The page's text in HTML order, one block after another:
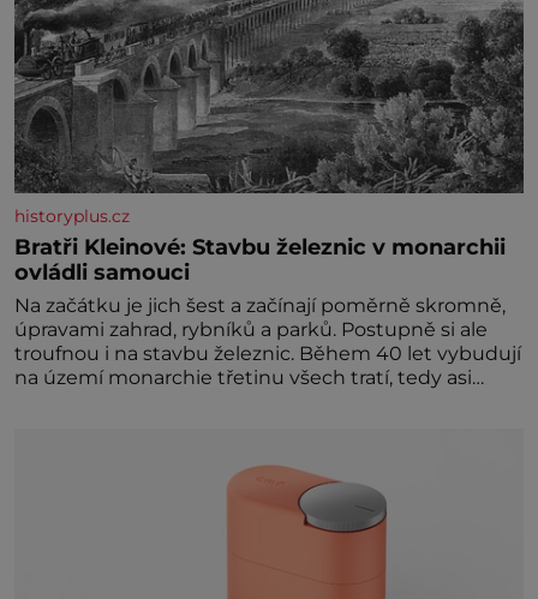
historyplus.cz
Bratři Kleinové: Stavbu železnic v monarchii
ovládli samouci
Na začátku je jich šest a začínají poměrně skromně,
úpravami zahrad, rybníků a parků. Postupně si ale
troufnou i na stavbu železnic. Během 40 let vybudují
na území monarchie třetinu všech tratí, tedy asi